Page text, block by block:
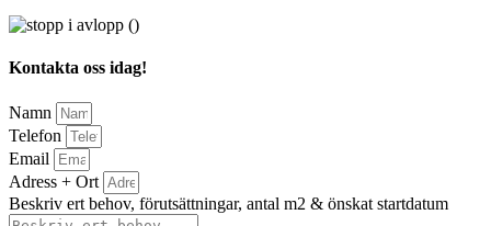
Kontakta oss idag!
Namn
Telefon
Email
Adress + Ort
Beskriv ert behov, förutsättningar, antal m2 & önskat startdatum